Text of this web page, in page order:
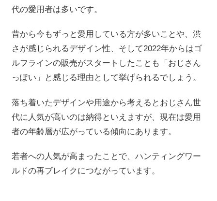
代の愛用者は多いです。
昔から今もずっと愛用している方が多いことや、渋
さが感じられるデザイン性、そして2022年からはゴ
ルフラインの販売がスタートしたことも「おじさん
っぽい」と感じる理由として挙げられるでしょう。
落ち着いたデザインや用途から考えるとおじさん世
代に人気が高いのは納得といえますが、現在は愛用
者の年齢層が広がっている傾向にあります。
若者への人気が高まったことで、ハンティングワー
ルドの再ブレイクにつながっています。